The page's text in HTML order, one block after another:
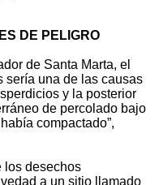
DE PELIGRO
de Santa Marta, el
sería una de las causas
y la posterior
de percolado bajo
compactado”,
los desechos
a un sitio llamado